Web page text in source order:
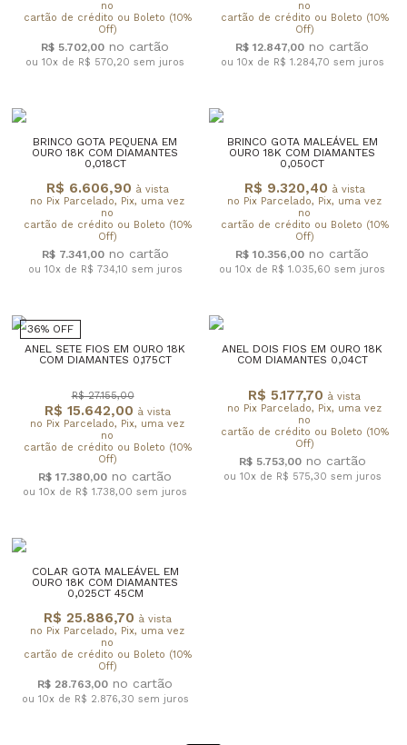
no
cartão de crédito ou Boleto (10%
Off)
R$ 5.702,00
ou 10x de R$ 570,20 sem juros
no
cartão de crédito ou Boleto (10%
Off)
R$ 12.847,00
ou 10x de R$ 1.284,70 sem juros
BRINCO GOTA PEQUENA EM
OURO 18K COM DIAMANTES
0,018CT
R$ 6.606,90 à vista
no Pix Parcelado, Pix, uma vez
no
cartão de crédito ou Boleto (10%
Off)
R$ 7.341,00
ou 10x de R$ 734,10 sem juros
BRINCO GOTA MALEÁVEL EM
OURO 18K COM DIAMANTES
0,050CT
R$ 9.320,40 à vista
no Pix Parcelado, Pix, uma vez
no
cartão de crédito ou Boleto (10%
Off)
R$ 10.356,00
ou 10x de R$ 1.035,60 sem juros
36% OFF
ANEL SETE FIOS EM OURO 18K
COM DIAMANTES 0,175CT
R$ 15.642,00 à vista
no Pix Parcelado, Pix, uma vez
no
cartão de crédito ou Boleto (10%
Off)
R$ 27.155,00
R$ 17.380,00
ou 10x de R$ 1.738,00 sem juros
ANEL DOIS FIOS EM OURO 18K
COM DIAMANTES 0,04CT
R$ 5.177,70 à vista
no Pix Parcelado, Pix, uma vez
no
cartão de crédito ou Boleto (10%
Off)
R$ 5.753,00
ou 10x de R$ 575,30 sem juros
COLAR GOTA MALEÁVEL EM
OURO 18K COM DIAMANTES
0,025CT 45CM
R$ 25.886,70 à vista
no Pix Parcelado, Pix, uma vez
no
cartão de crédito ou Boleto (10%
Off)
R$ 28.763,00
ou 10x de R$ 2.876,30 sem juros